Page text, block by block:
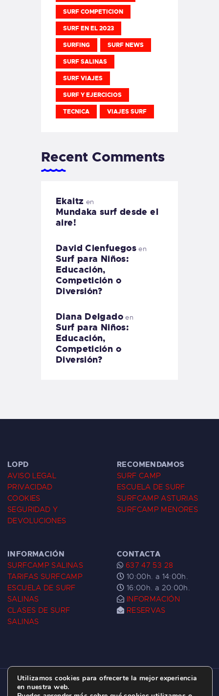
SURF COMPETICION
SURF EN EL 2023
SURFING SURF NEWS
SURF SALINAS
SURF VIAJES
SURF Y EJERCICIOS
TECNICA VIAJES SURF
Recent Comments
Ekaitz en
Mundaka surf desde el
aire!
David Cienfuegos en
Surf para Niños:
Educación,
Competición o
Diversión?
Diana Delgadoen
Surf para Niños:
Educación,
Competición o
Diversión?
LOPD
AVISO LEGAL
PRIVACIDAD
COOKIES
SEGURIDAD Y
DEVOLUCIONES
RECOMENDAMOS
SURF CAMP
ESCUELA DE SURF
SURFCAMP ASTURIAS
SURFCAMP MENORES
INFORMACIÓN
SURFCAMP SALINAS
TARIFAS SURFCAMP
ESCUELA DE SURF
SALINAS
CLASES DE SURF
SALINAS
CONTACTA
637 47 53 28
10:00h. a 14:00h.
16:00h. a 20:00h.
INFORMACIÓN
RESERVAS
ESCUELA DE SURF LAS DUNAS ©
2026.
Utilizamos cookies para ofrecerte la mejor experiencia
en nuestra web.